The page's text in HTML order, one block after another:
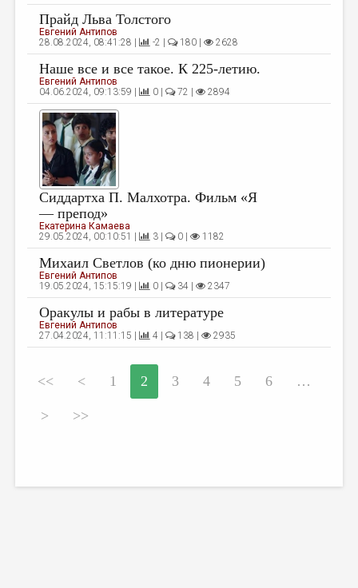
Прайд Льва Толстого
Евгений Антипов
28.08.2024, 08:41:28 |
-2 | 180 | 2628
Наше все и все такое. К 225-летию.
Евгений Антипов
04.06.2024, 09:13:59 |
0 | 72 | 2894
Сиддартха П. Малхотра. Фильм «Я
— препод»
Екатерина Камаева
29.05.2024, 00:10:51 |
3 | 0 | 1182
Михаил Светлов (ко дню пионерии)
Евгений Антипов
19.05.2024, 15:15:19 |
0 | 34 | 2347
Оракулы и рабы в литературе
Евгений Антипов
27.04.2024, 11:11:15 |
4 | 138 | 2935
<< < 1 2 3 4 5 6 …
> >>